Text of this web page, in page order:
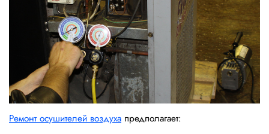
Ремонт осушителей воздуха предполагает: